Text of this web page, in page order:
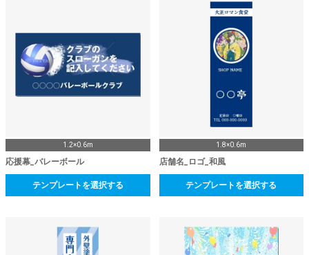
1.2×0.6m
応援幕_バレーボール
テンプレートを選択する
1.8×0.6m
店舗名_ロゴ_和風
テンプレートを選択する